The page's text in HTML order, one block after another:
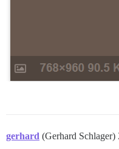
gerhard (Gerhard Schlager)